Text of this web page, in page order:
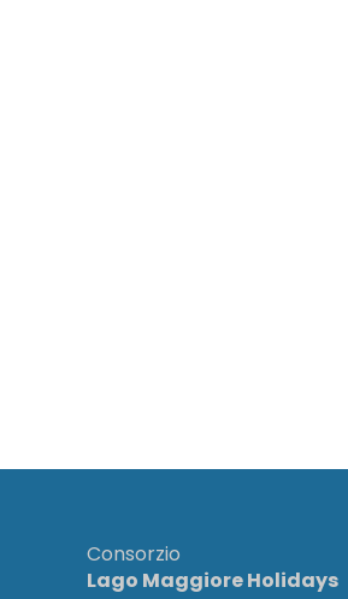
Consorzio
Lago Maggiore Holidays